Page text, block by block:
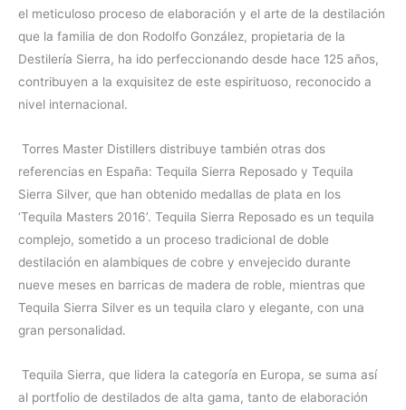
el meticuloso proceso de elaboración y el arte de la destilación
que la familia de don Rodolfo González, propietaria de la
Destilería Sierra, ha ido perfeccionando desde hace 125 años,
contribuyen a la exquisitez de este espirituoso, reconocido a
nivel internacional.
Torres Master Distillers distribuye también otras dos
referencias en España: Tequila Sierra Reposado y Tequila
Sierra Silver, que han obtenido medallas de plata en los
‘Tequila Masters 2016’. Tequila Sierra Reposado es un tequila
complejo, sometido a un proceso tradicional de doble
destilación en alambiques de cobre y envejecido durante
nueve meses en barricas de madera de roble, mientras que
Tequila Sierra Silver es un tequila claro y elegante, con una
gran personalidad.
Tequila Sierra, que lidera la categoría en Europa, se suma así
al portfolio de destilados de alta gama, tanto de elaboración